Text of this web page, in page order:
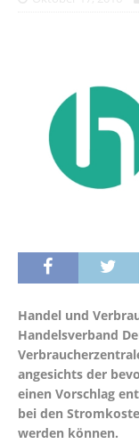
Handel und
Handelsverband
angesichts der
einen Vorschlag
bei den
werden können.